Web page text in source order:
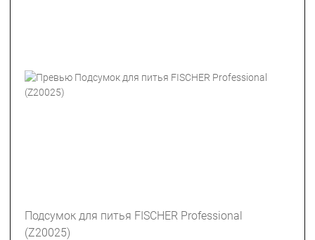
Подсумок для питья FISCHER Professional
(Z20025)